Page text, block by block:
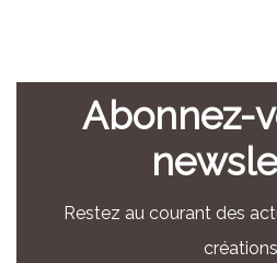
Abonnez-
Restez au courant des